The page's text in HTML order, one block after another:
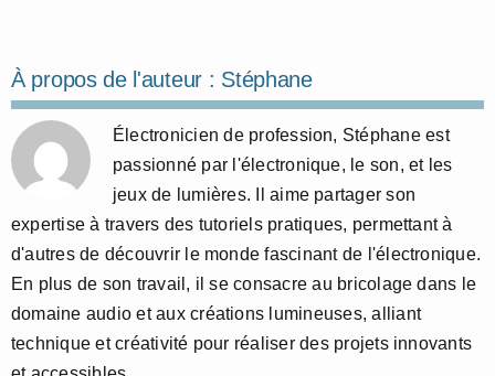
À propos de l'auteur : Stéphane
Électronicien de profession, Stéphane est
passionné par l'électronique, le son, et les
jeux de lumières. Il aime partager son
expertise à travers des tutoriels pratiques, permettant à
d'autres de découvrir le monde fascinant de l'électronique.
En plus de son travail, il se consacre au bricolage dans le
domaine audio et aux créations lumineuses, alliant
technique et créativité pour réaliser des projets innovants